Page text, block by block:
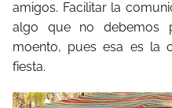
amigos. Facilitar la
algo que no debemos
moento, pues esa es la
fiesta.